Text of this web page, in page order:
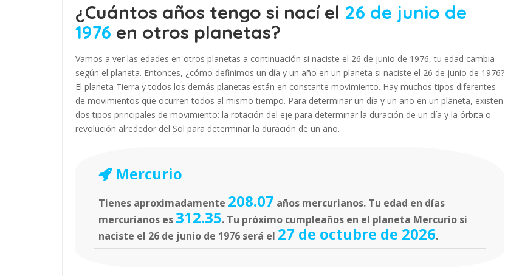
¿Cuántos años tengo si nací el 26 de junio de
1976 en otros planetas?
Vamos a ver las edades en otros planetas a continuación si naciste el 26 de junio de 1976, tu edad cambia
según el planeta. Entonces, ¿cómo definimos un día y un año en un planeta si naciste el 26 de junio de 1976?
El planeta Tierra y todos los demás planetas están en constante movimiento. Hay muchos tipos diferentes
de movimientos que ocurren todos al mismo tiempo. Para determinar un día y un año en un planeta, existen
dos tipos principales de movimiento: la rotación del eje para determinar la duración de un día y la órbita o
revolución alrededor del Sol para determinar la duración de un año.
Mercurio
Tienes aproximadamente 208.07 años mercurianos. Tu edad en días
mercurianos es 312.35. Tu próximo cumpleaños en el planeta Mercurio si
naciste el 26 de junio de 1976 será el 27 de octubre de 2026.